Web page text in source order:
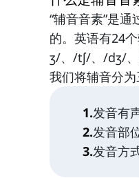
“辅音音素”是
的。英语有24
ʒ/、/tʃ/、/dʒ/
我们将辅音分为
1.发音有
2.发音部
3.发音方